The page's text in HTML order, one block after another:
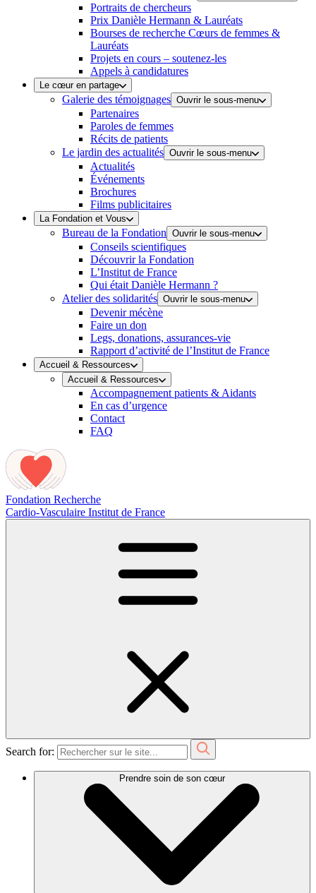
Portraits de chercheurs
Prix Danièle Hermann & Lauréats
Bourses de recherche Cœurs de femmes &
Lauréats
Projets en cours – soutenez-les
Appels à candidatures
Le cœur en partage
Galerie des témoignages Ouvrir le sous-menu
Partenaires
Paroles de femmes
Récits de patients
Le jardin des actualités Ouvrir le sous-menu
Actualités
Événements
Brochures
Films publicitaires
La Fondation et Vous
Bureau de la Fondation Ouvrir le sous-menu
Conseils scientifiques
Découvrir la Fondation
L’Institut de France
Qui était Danièle Hermann ?
Atelier des solidarités Ouvrir le sous-menu
Devenir mécène
Faire un don
Legs, donations, assurances-vie
Rapport d’activité de l’Institut de France
Accueil & Ressources
Accueil & Ressources
Accompagnement patients & Aidants
En cas d’urgence
Contact
FAQ
Fondation Recherche
Cardio-Vasculaire Institut de France
Search for:
Prendre soin de son cœur